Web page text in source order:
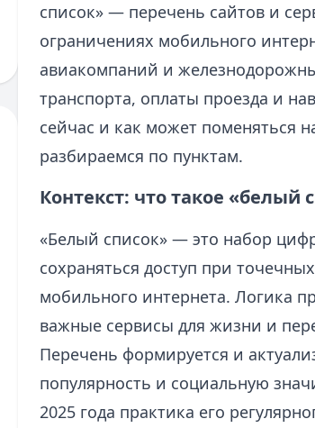
список» — перечень сайтов и
ограничениях мобильного
авиакомпаний и
транспорта, оплаты проезда и
сейчас и как может поменяться
разбираемся по пунктам.
Контекст: что такое «белый
«Белый список» — это набор
сохраняться доступ при
мобильного интернета. Логика
важные сервисы для жизни и
Перечень формируется и
популярность и социальную
2025 года практика его